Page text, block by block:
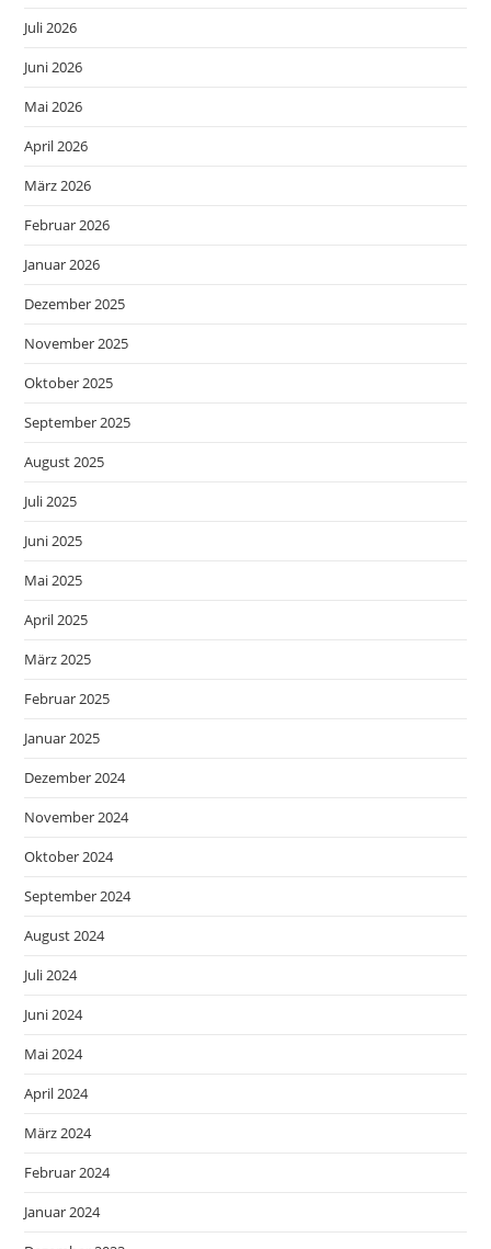
Juli 2026
Juni 2026
Mai 2026
April 2026
März 2026
Februar 2026
Januar 2026
Dezember 2025
November 2025
Oktober 2025
September 2025
August 2025
Juli 2025
Juni 2025
Mai 2025
April 2025
März 2025
Februar 2025
Januar 2025
Dezember 2024
November 2024
Oktober 2024
September 2024
August 2024
Juli 2024
Juni 2024
Mai 2024
April 2024
März 2024
Februar 2024
Januar 2024